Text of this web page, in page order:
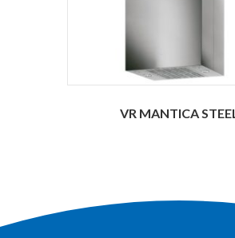
VR MANTICA STEEL